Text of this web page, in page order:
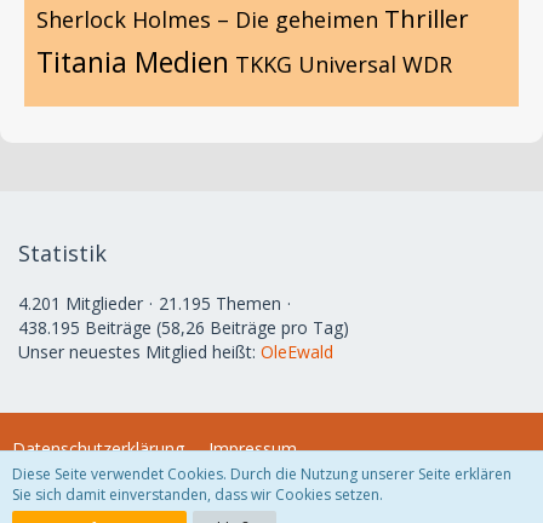
Sherlock Holmes – Die geheimen Thriller
Titania Medien TKKG Universal WDR
Statistik
4.201 Mitglieder
21.195 Themen
438.195 Beiträge (58,26 Beiträge pro Tag)
Unser neuestes Mitglied heißt: OleEwald
Datenschutzerklärung Impressum
Diese Seite verwendet Cookies. Durch die Nutzung unserer Seite erklären
Sie sich damit einverstanden, dass wir Cookies setzen.